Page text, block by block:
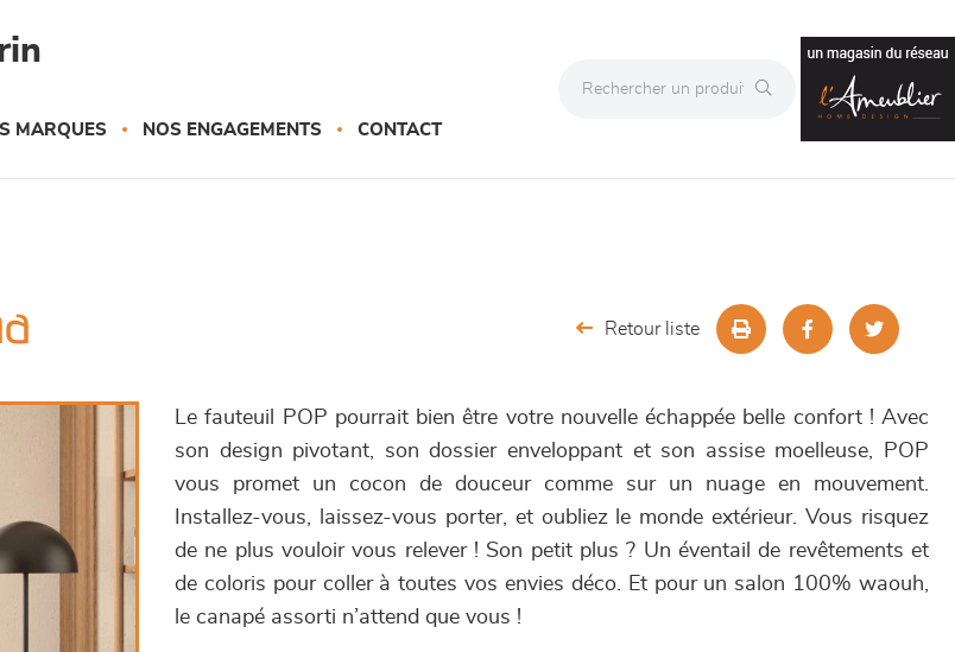
MARQUES NOS ENGAGEMENTS CONTACT
Retour liste
Le fauteuil POP pourrait bien être votre nouvelle échappée belle confort ! Avec
son design pivotant, son dossier enveloppant et son assise moelleuse, POP
vous promet un cocon de douceur comme sur un nuage en mouvement.
Installez-vous, laissez-vous porter, et oubliez le monde extérieur. Vous risquez
de ne plus vouloir vous relever ! Son petit plus ? Un éventail de revêtements et
de coloris pour coller à toutes vos envies déco. Et pour un salon 100% waouh,
le canapé assorti n’attend que vous !